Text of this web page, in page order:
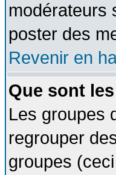
modérateurs
poster des
Revenir en
Que sont
Les groupes
regrouper
groupes